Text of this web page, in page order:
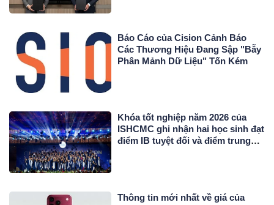
Báo Cáo của Cision Cảnh Báo
Các Thương Hiệu Đang Sập "Bẫy
Phân Mảnh Dữ Liệu" Tốn Kém
Khóa tốt nghiệp năm 2026 của
ISHCMC ghi nhận hai học sinh đạt
điểm IB tuyệt đối và điểm trung
Thông tin mới nhất về giá của